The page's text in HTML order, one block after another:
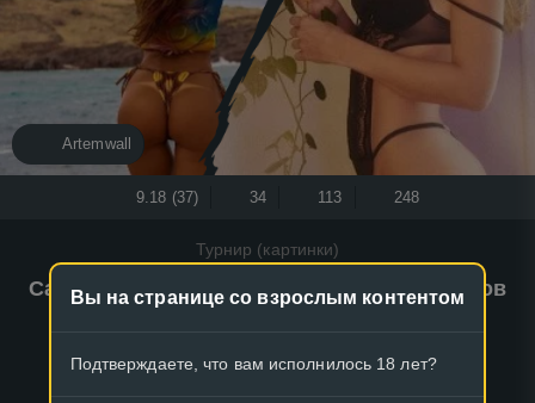
Artemwall
9.18 (37) 34 113 248
Турнир (картинки)
Самая красивая жена/подруга футболистов
Встречаются бывшие, но знаковые футболисты ПСЖ.
Вы на странице со взрослым контентом
Подтверждаете, что вам исполнилось 18 лет?